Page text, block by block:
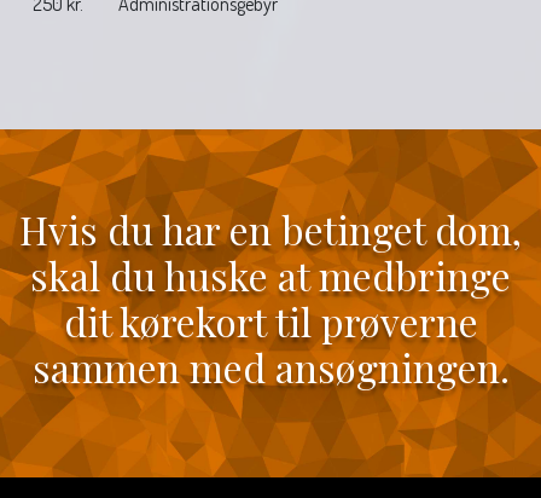
Hvis du har en betinget dom,
skal du huske at medbringe
dit kørekort til prøverne
sammen med ansøgningen.